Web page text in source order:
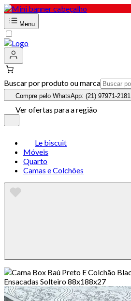
Menu
Buscar por produto ou marca
Compre pelo WhatsApp: (21) 97971-2181
Ver ofertas para a região
Le biscuit
Móveis
Quarto
Camas e Colchões